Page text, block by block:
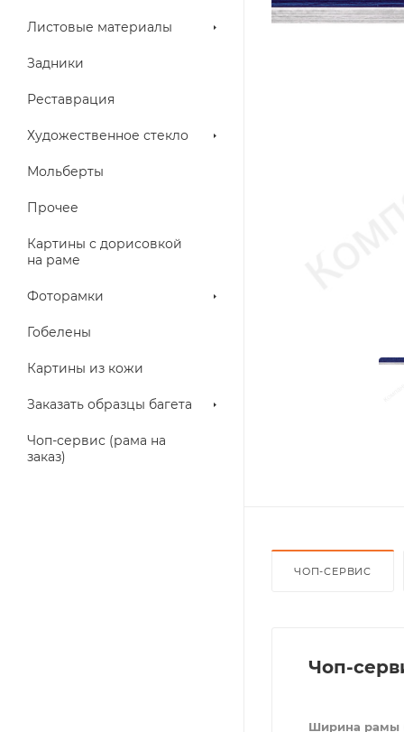
Листовые материалы
Задники
Реставрация
Художественное стекло
Мольберты
Прочее
Картины с дорисовкой
на раме
Фоторамки
Гобелены
Картины из кожи
Заказать образцы багета
Чоп-сервис (рама на
заказ)
ЧОП-СЕРВИС
Чоп-
Ширина рамы